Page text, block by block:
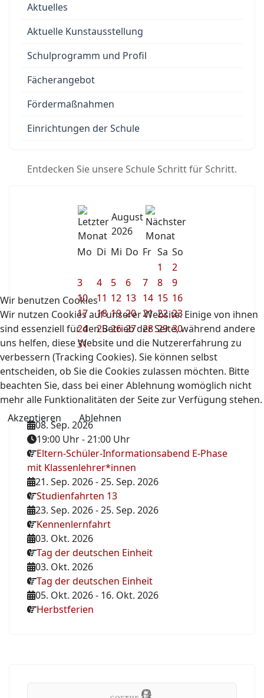
Aktuelles
Aktuelle Kunstausstellung
Schulprogramm und Profil
Fächerangebot
Fördermaßnahmen
Einrichtungen der Schule
Entdecken Sie unsere Schule Schritt für Schritt.
August
2026
Mo Di Mi Do Fr Sa So
1
2
3
4 5 6 7 8
9
10
11 12 13 14 15 16
17
18 19 20 21 22 23
24
25 26 27 28 29 30
31
08. Sep. 2026
19:00 Uhr-21:00 Uhr
Eltern-Schüler-Informationsabend E-Phase
mit Klassenlehrer*innen
21. Sep. 2026-25. Sep. 2026
Studienfahrten 13
23. Sep. 2026-25. Sep. 2026
Kennenlernfahrt
03. Okt. 2026
Tag der deutschen Einheit
03. Okt. 2026
Tag der deutschen Einheit
05. Okt. 2026- 16. Okt. 2026
Herbstferien
Wir benutzen Cookies
Wir nutzen Cookies auf unserer Website. Einige von ihnen
sind essenziell für den Betrieb der Seite, während andere
uns helfen, diese Website und die Nutzererfahrung zu
verbessern (Tracking Cookies). Sie können selbst
entscheiden, ob Sie die Cookies zulassen möchten. Bitte
beachten Sie, dass bei einer Ablehnung womöglich nicht
mehr alle Funktionalitäten der Seite zur Verfügung stehen.
Akzeptieren
Ablehnen